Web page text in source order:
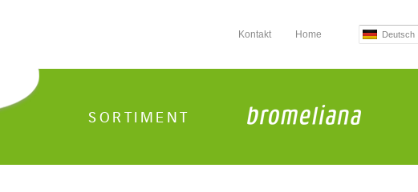
Deutsch
Kontakt Home
SORTIMENT